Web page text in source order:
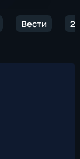
Вести